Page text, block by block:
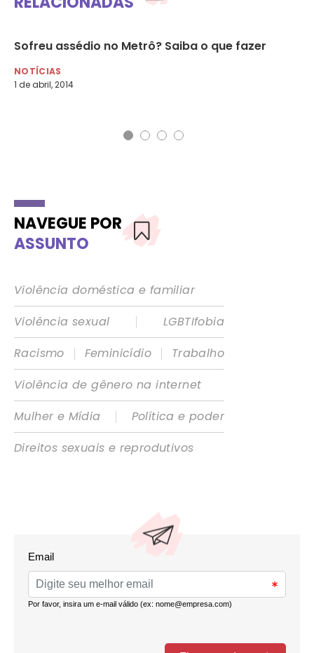
Sofreu assédio no Metrô? Saiba o que fazer
NOTÍCIAS
1 de abril, 2014
NAVEGUE POR
ASSUNTO
Violência doméstica e familiar
Violência sexual
|
LGBTIfobia
Racismo
| Feminicídio |
Trabalho
Violência de gênero na internet
Mulher e Mídia
|
Política e poder
Direitos sexuais e reprodutivos